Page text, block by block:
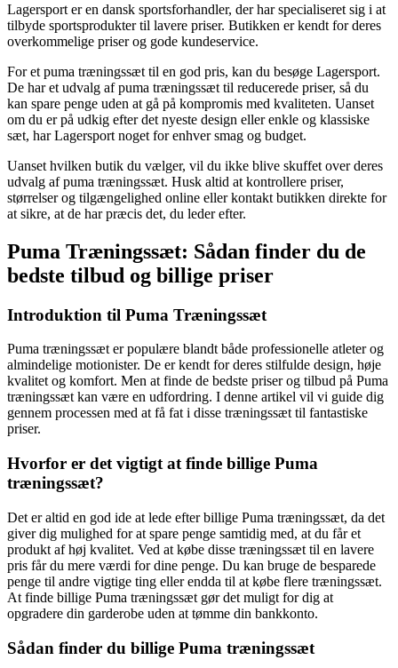
Lagersport er en dansk sportsforhandler, der har specialiseret sig i at
tilbyde sportsprodukter til lavere priser. Butikken er kendt for deres
overkommelige priser og gode kundeservice.
For et puma træningssæt til en god pris, kan du besøge Lagersport.
De har et udvalg af puma træningssæt til reducerede priser, så du
kan spare penge uden at gå på kompromis med kvaliteten. Uanset
om du er på udkig efter det nyeste design eller enkle og klassiske
sæt, har Lagersport noget for enhver smag og budget.
Uanset hvilken butik du vælger, vil du ikke blive skuffet over deres
udvalg af puma træningssæt. Husk altid at kontrollere priser,
størrelser og tilgængelighed online eller kontakt butikken direkte for
at sikre, at de har præcis det, du leder efter.
Puma Træningssæt: Sådan finder du de
bedste tilbud og billige priser
Introduktion til Puma Træningssæt
Puma træningssæt er populære blandt både professionelle atleter og
almindelige motionister. De er kendt for deres stilfulde design, høje
kvalitet og komfort. Men at finde de bedste priser og tilbud på Puma
træningssæt kan være en udfordring. I denne artikel vil vi guide dig
gennem processen med at få fat i disse træningssæt til fantastiske
priser.
Hvorfor er det vigtigt at finde billige Puma
træningssæt?
Det er altid en god ide at lede efter billige Puma træningssæt, da det
giver dig mulighed for at spare penge samtidig med, at du får et
produkt af høj kvalitet. Ved at købe disse træningssæt til en lavere
pris får du mere værdi for dine penge. Du kan bruge de besparede
penge til andre vigtige ting eller endda til at købe flere træningssæt.
At finde billige Puma træningssæt gør det muligt for dig at
opgradere din garderobe uden at tømme din bankkonto.
Sådan finder du billige Puma træningssæt